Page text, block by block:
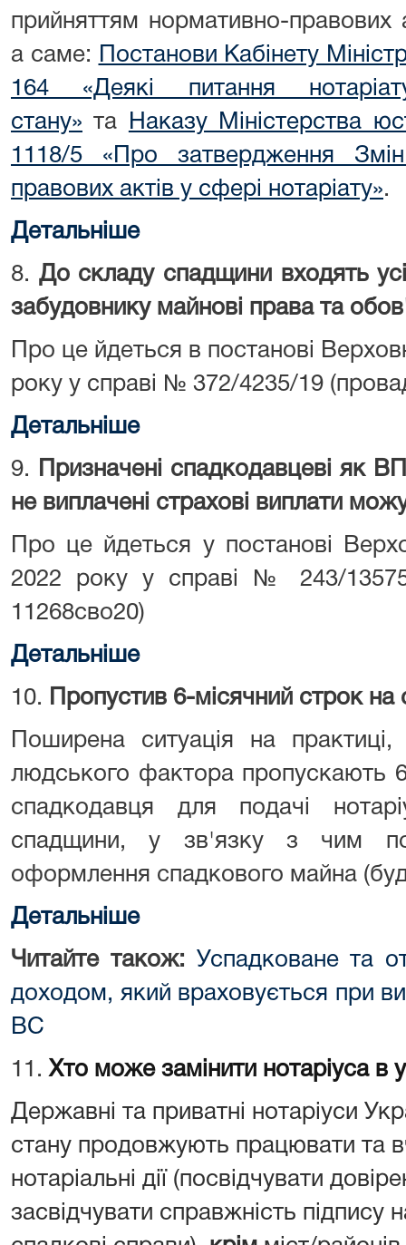
прийняттям нормативно-правових
а саме:
Постанови Кабінету
164 «Деякі питання
стану» та
Наказу Міністерства
1118/5 «Про затвердження
правових актів у сфері нотаріату».
Детальніше
8. До складу спадщини входять
забудовнику майнові права та
Про це йдеться в постанові
року у справі № 372/4235/19
Детальніше
9.
Призначені спадкодавцеві як
не виплачені страхові виплати
Про це йдеться у постанові
2022 року у справі № 243/
11268сво20)
Детальніше
10.
Пропустив 6-місячний строк
Поширена ситуація на
людського фактора пропускають
спадкодавця для подачі
спадщини, у зв'язку з чим
оформлення спадкового майна
Детальніше
Читайте також:
Успадковане та
доходом, який враховується при
ВС
11.Хто може замінити нотаріуса в
Державні та приватні нотаріуси
стану продовжують працювати та
нотаріальні дії (посвідчувати
засвідчувати справжність підпису